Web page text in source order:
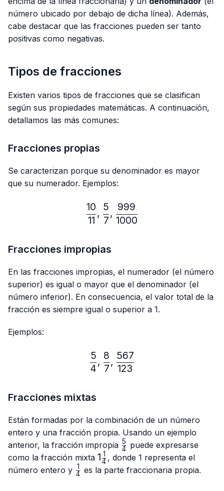
número ubicado por debajo de dicha línea). Además,
cabe destacar que las fracciones pueden ser tanto
positivas como negativas.
Tipos de fracciones
Existen varios tipos de fracciones que se clasifican
según sus propiedades matemáticas. A continuación,
detallamos las más comunes:
Fracciones propias
Se caracterizan porque su denominador es mayor
que su numerador. Ejemplos:
11
10
,
7
5
,
1000
999
Fracciones impropias
En las fracciones impropias, el numerador (el número
superior) es igual o mayor que el denominador (el
número inferior). En consecuencia, el valor total de la
fracción es siempre igual o superior a 1.
Ejemplos:
4
5
,
7
8
,
123
567
Fracciones mixtas
Están formadas por la combinación de un número
entero y una fracción propia. Usando un ejemplo
anterior, la fracción impropia \frac{5}
{4}
4
5
puede expresarse
como la fracción mixta 1\frac{1}
{4}
1 4
1 , donde 1 representa el
número entero y \frac{1}
4
1 es la parte fraccionaria propia.